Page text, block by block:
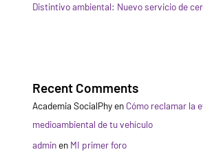
Distintivo ambiental: Nuevo servicio de
Recent Comments
Academia SocialPhyen Cómo reclamar la
medioambiental de tu vehículo
adminen MI primer foro